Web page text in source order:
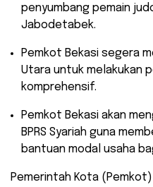
penyumbang pemain
Jabodetabek.
​Pemkot Bekasi segera
Utara untuk melakukan
komprehensif.
​Pemkot Bekasi akan
BPRS Syariah guna
bantuan modal usaha
Pemerintah Kota